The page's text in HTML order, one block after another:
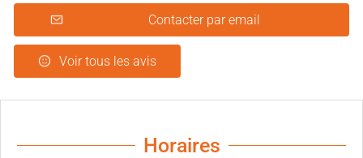
Contacter par email
Voir tous les avis
Horaires